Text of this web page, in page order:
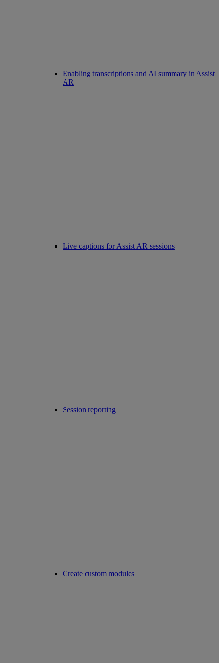
Enabling transcriptions and AI summary in Assist
AR
Live captions for Assist AR sessions
Session reporting
Create custom modules